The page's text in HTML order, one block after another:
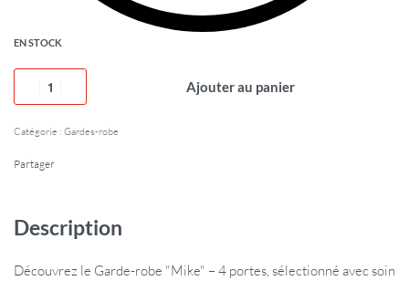
EN STOCK
Ajouter au panier
Catégorie : Gardes-robe
Partager
Description
Découvrez le Garde-robe "Mike" – 4 portes, sélectionné avec soin